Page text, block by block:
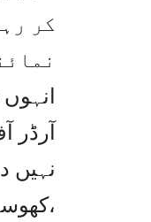
کر
آرڈر
نہیں
کھوسہ کو لکھا گیا،